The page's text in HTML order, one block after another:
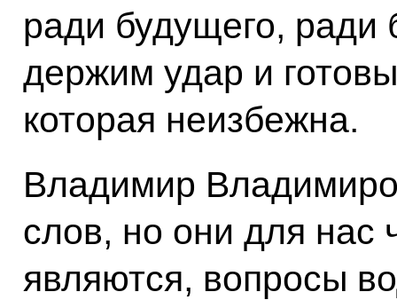
ради будущего, ради
держим удар и
которая неизбежна.
Владимир
слов, но они для нас
являются, вопросы